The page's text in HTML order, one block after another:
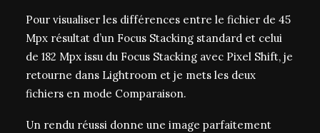
Pour visualiser les différences entre le fichier de 45
Mpx résultat d’un Focus Stacking standard et celui
de 182 Mpx issu du Focus Stacking avec Pixel Shift, je
retourne dans Lightroom et je mets les deux
fichiers en mode Comparaison.
Un rendu réussi donne une image parfaitement